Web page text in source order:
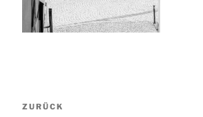
Vorheriger
ZURÜCK